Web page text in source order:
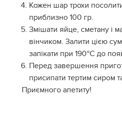
Кожен шар трохи
приблизно 100 гр.
Змішати яйце, сметану і
вінчиком. Залити цією
запікати при 190°С до
Перед завершення
присипати тертим сиром
Приємного апетиту!